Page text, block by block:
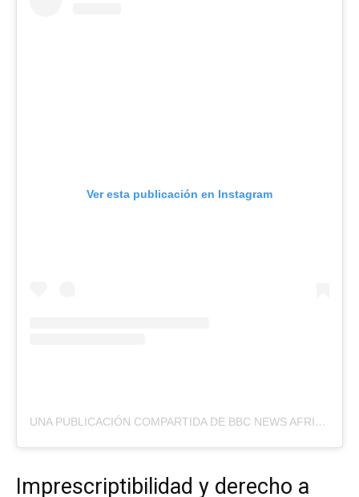
Ver esta publicación en Instagram
UNA PUBLICACIÓN COMPARTIDA DE BBC NEWS AFRICA (@BBCAFRICA)
Imprescriptibilidad y derecho a